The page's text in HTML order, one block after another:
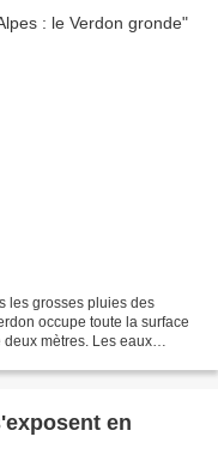
les grosses pluies des
occupe toute la surface
mètres. Les eaux
en